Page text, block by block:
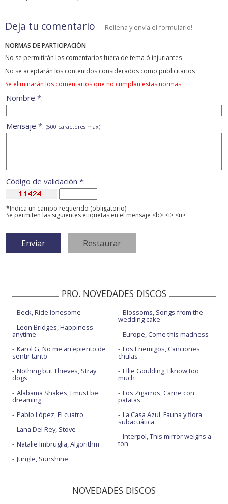
Deja tu comentario Rellena y envía el formulario!
NORMAS DE PARTICIPACIÓN
No se permitirán los comentarios fuera de tema ó injuriantes
No se aceptarán los contenidos considerados como publicitarios
Se eliminarán los comentarios que no cumplan estas normas
Nombre *:
Mensaje *: (500 caracteres máx)
Código de validación *:
*Indica un campo requerido (obligatorio)
Se permiten las siguientes etiquetas en el mensaje <b> <i> <u>
PRO. NOVEDADES DISCOS
Beck, Ride lonesome
Leon Bridges, Happiness
anytime
Karol G, No me arrepiento de
sentir tanto
Nothing but Thieves, Stray
dogs
Alabama Shakes, I must be
dreaming
Pablo López, El cuatro
Lana Del Rey, Stove
Natalie Imbruglia, Algorithm
Jungle, Sunshine
Blossoms, Songs from the
wedding cake
Europe, Come this madness
Los Enemigos, Canciones
chulas
Ellie Goulding, I know too
much
Los Zigarros, Carne con
patatas
La Casa Azul, Fauna y flora
subacuática
Interpol, This mirror weighs a
ton
NOVEDADES DISCOS